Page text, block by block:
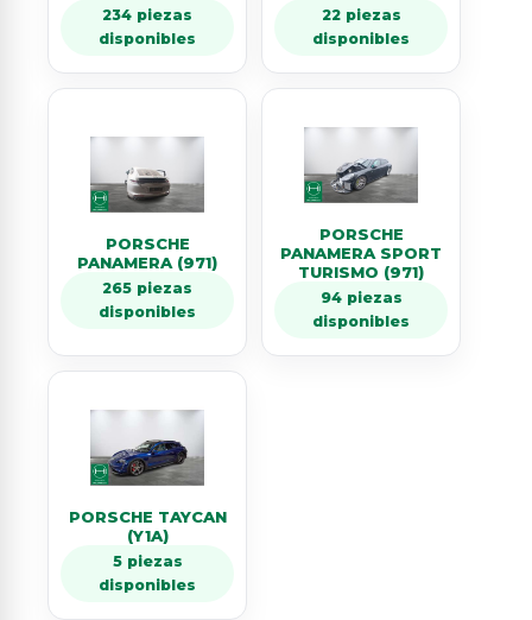
234 piezas
disponibles
22 piezas
disponibles
PORSCHE
PANAMERA (971)
265 piezas
disponibles
PORSCHE
PANAMERA SPORT
TURISMO (971)
94 piezas
disponibles
PORSCHE TAYCAN
(Y1A)
5 piezas
disponibles